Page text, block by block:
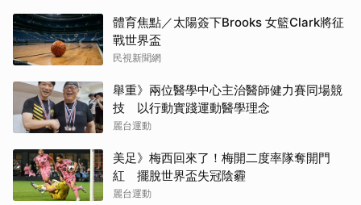
體育焦點／太陽簽下Brooks 女籃Clark將征
戰世界盃
民視新聞網
舉重》兩位醫學中心主治醫師健力賽同場競
技 以行動實踐運動醫學理念
麗台運動
美足》梅西回來了！梅開二度率隊奪開門
紅 擺脫世界盃失冠陰霾
麗台運動